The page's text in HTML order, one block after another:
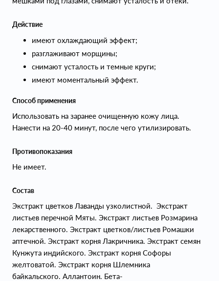
Действие
имеют охлаждающий эффект;
разглаживают морщины;
снимают усталость и темные круги;
имеют моментальный эффект.
Способ применения
Использовать на заранее очищенную кожу лица.
Нанести на 20-40 минут, после чего утилизировать.
Противопоказания
Не имеет.
Состав
Экстракт цветков Лаванды узколистной. Экстракт
листьев перечной Мяты. Экстракт листьев Розмарина
лекарственного. Экстракт цветков/листьев Ромашки
аптечной. Экстракт корня Лакричника. Экстракт семян
Кунжута индийского. Экстракт корня Софоры
желтоватой. Экстракт корня Шлемника
байкальского. Аллантоин. Бета-